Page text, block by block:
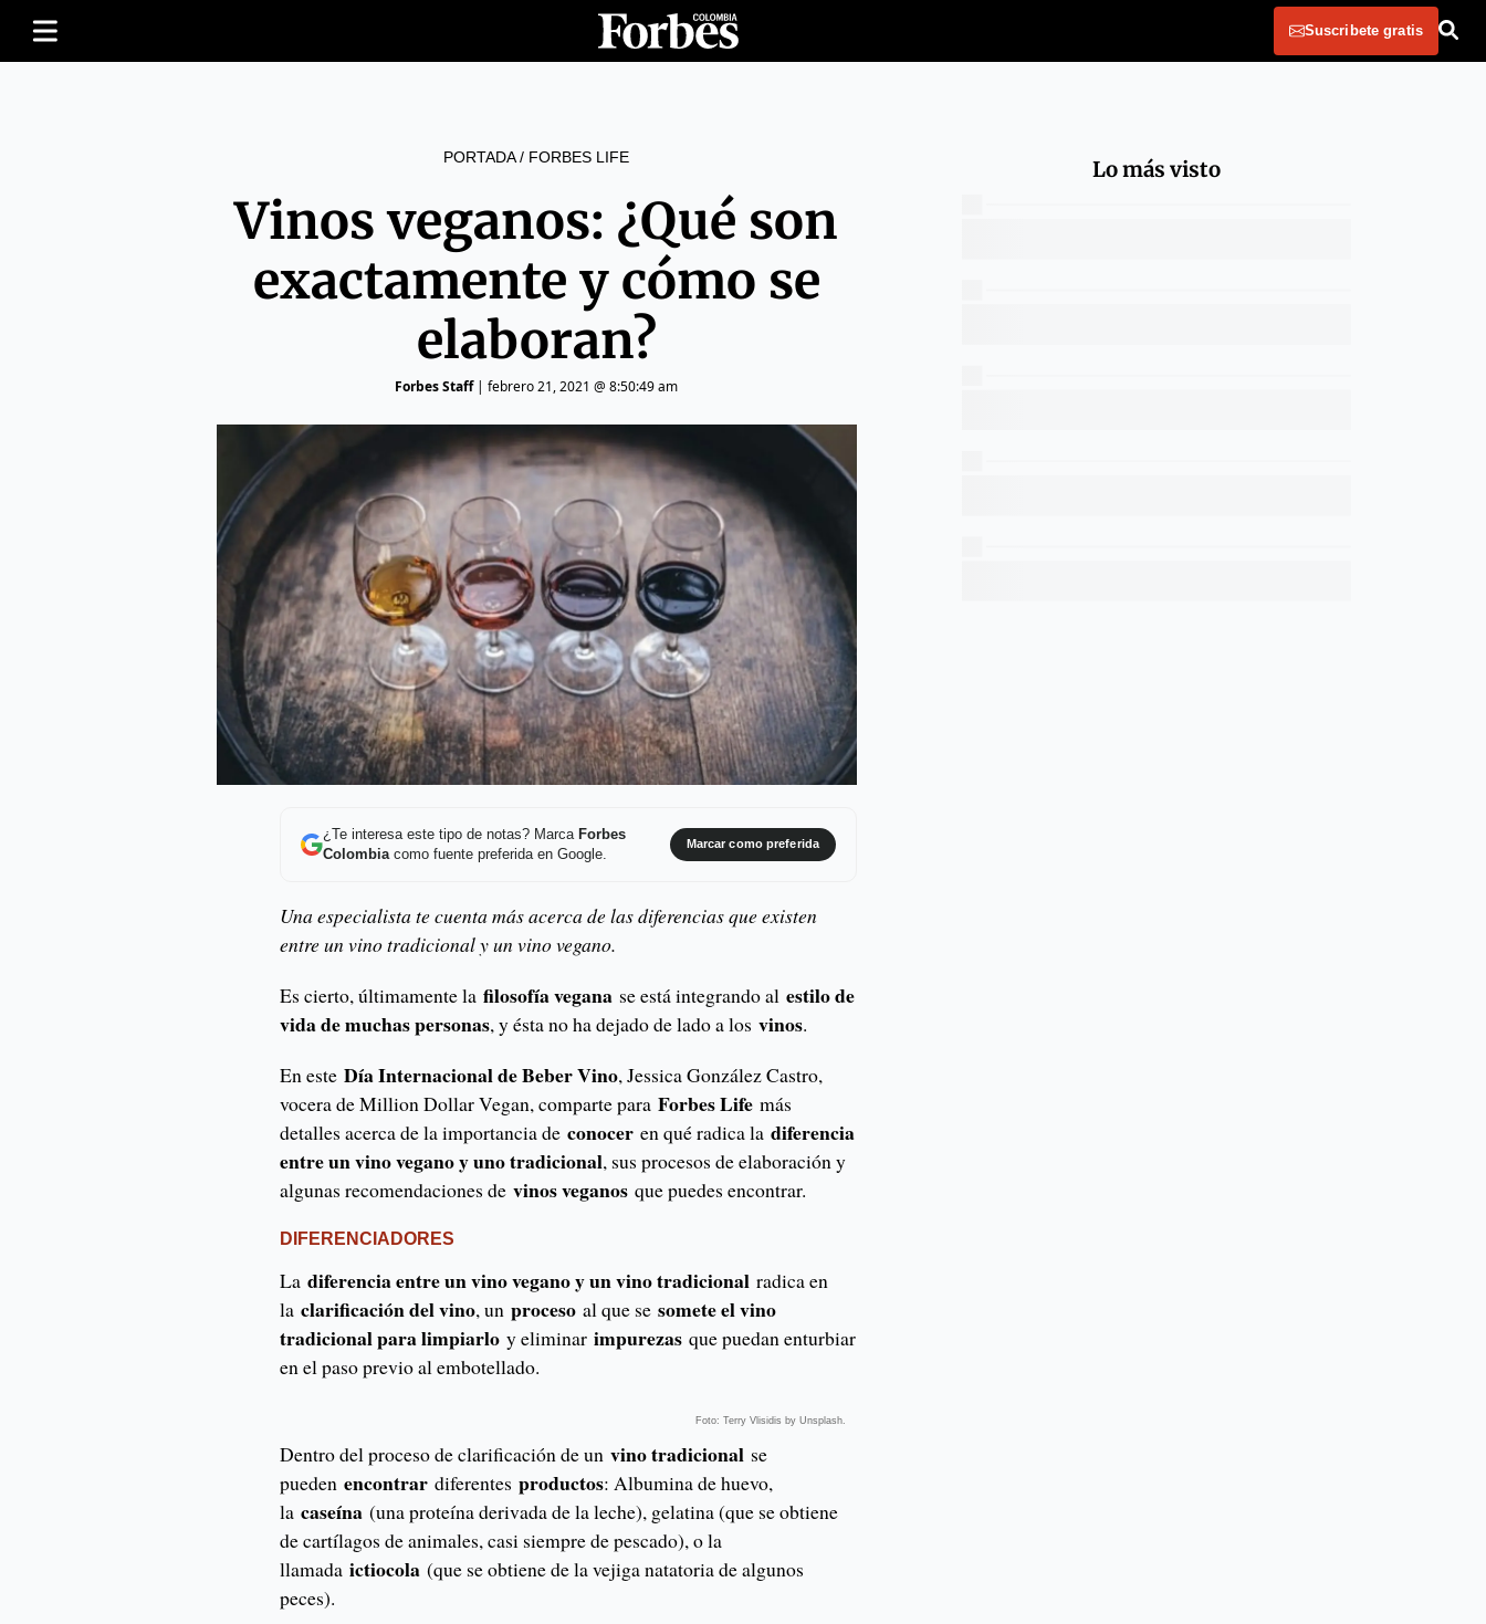
Suscribete gratis
PORTADA/ FORBES LIFE
Vinos veganos: ¿Qué son
exactamente y cómo se
elaboran?
Forbes Staff| febrero 21, 2021 @ 8:50:49 am
¿Te interesa este tipo de notas? Marca Forbes
Colombiacomo fuente preferida en Google.
Marcar como preferida
Una especialista te cuenta más acerca de las diferencias que existen
entre un vino tradicional y un vino vegano.
Es cierto, últimamente lafilosofía vegana se está integrando alestilo de
vida de muchas personas, y ésta no ha dejado de lado a losvinos.
En esteDía Internacional de Beber Vino, Jessica González Castro,
vocera de Million Dollar Vegan, comparte paraForbes Life más
detalles acerca de la importancia deconocer en qué radica ladiferencia
entre un vino vegano y uno tradicional, sus procesos de elaboración y
algunas recomendaciones devinos veganos que puedes encontrar.
DIFERENCIADORES
Ladiferencia entre un vino vegano y un vino tradicional radica en
laclarificación del vino, unproceso al que sesomete el vino
tradicional para limpiarlo y eliminarimpurezas que puedan enturbiar
en el paso previo al embotellado.
Foto: Terry Vlisidis by Unsplash.
Dentro del proceso de clarificación de unvino tradicional se
puedenencontrar diferentesproductos: Albumina de huevo,
lacaseína (una proteína derivada de la leche), gelatina (que se obtiene
de cartílagos de animales, casi siempre de pescado), o la
llamada ictiocola(que se obtiene de la vejiga natatoria de algunos
peces).
Lo más visto